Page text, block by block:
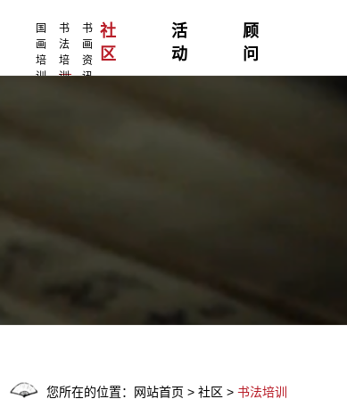
书
画
资
讯
书
法
培
训
国
画
培
训
社
区
活
动
顾
问
您所在的位置：网站首页 > 社区 > 书法培训